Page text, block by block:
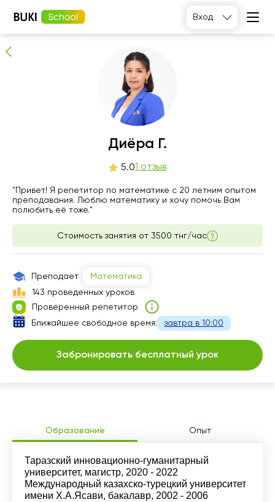
Вход
Диёра Г. людей рекомендуют
Образование Опыт
Таразский инновационно-гуманитарный
университет, магистр, 2020 - 2022
Международный казахско-турецкий университет
имени Х.А.Ясави, бакалавр, 2002 - 2006
Диёра Г.
5.01 отзыв
"Привет! Я репетитор по математике с 20 летним опытом
преподавания. Люблю математику и хочу помочь Вам
полюбить её тоже."
Стоимость занятия от 3500 тнг/час
Преподает
Математика
143 проведенных уроков
Проверенный репетитор
Ближайшее свободное время:
завтра в 10:00
Забронировать бесплатный урок
пт
сб
Нет
свободных
свободных
часов
свободных